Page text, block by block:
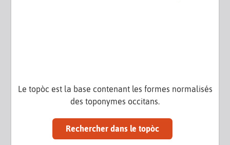
Le topòc est la base contenant les formes normalisés
des toponymes occitans.
Rechercher dans le topòc